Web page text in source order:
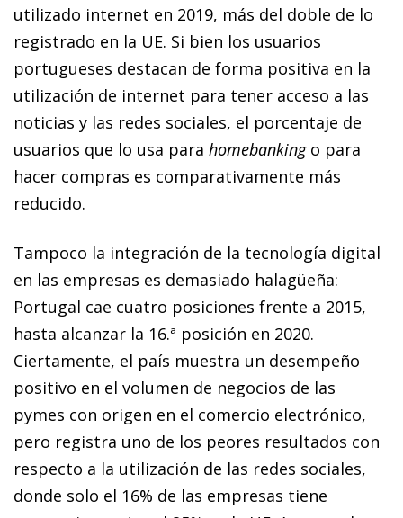
utilizado internet en 2019, más del doble de lo
registrado en la UE. Si bien los usuarios
portugueses destacan de forma positiva en la
utilización de internet para tener acceso a las
noticias y las redes sociales, el porcentaje de
usuarios que lo usa para homebanking o para
hacer compras es comparativamente más
reducido.
Tampoco la integración de la tecnología digital
en las em­­presas es demasiado halagüeña:
Portugal cae cuatro posiciones frente a 2015,
hasta alcanzar la 16.ª posición en 2020.
Ciertamente, el país muestra un desempeño
positivo en el volumen de negocios de las
pymes con origen en el co­­mercio electrónico,
pero registra uno de los peores resultados con
respecto a la utilización de las redes sociales,
donde solo el 16% de las empresas tiene